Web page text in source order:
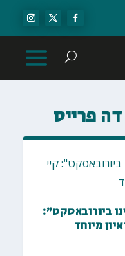
דה פרייס
ביורובאסקט":
מיוחד